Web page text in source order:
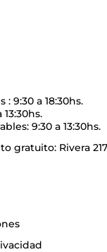
: 9:30 a 18:30hs.
13:30hs.
9:30 a 13:30hs.
gratuito: Rivera